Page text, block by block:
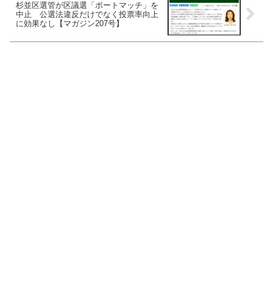
杉並区選管が区議選「ボートマッチ」を
中止 公選法違反だけでなく投票率向上
に効果なし【マガジン207号】